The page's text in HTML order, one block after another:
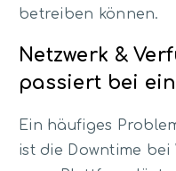
betreiben können.
Netzwerk &
passiert bei
Ein häufiges
ist die Downtime